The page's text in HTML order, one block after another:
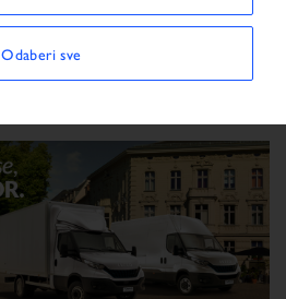
Prikolica / Poluprikolica
Odaberi sve